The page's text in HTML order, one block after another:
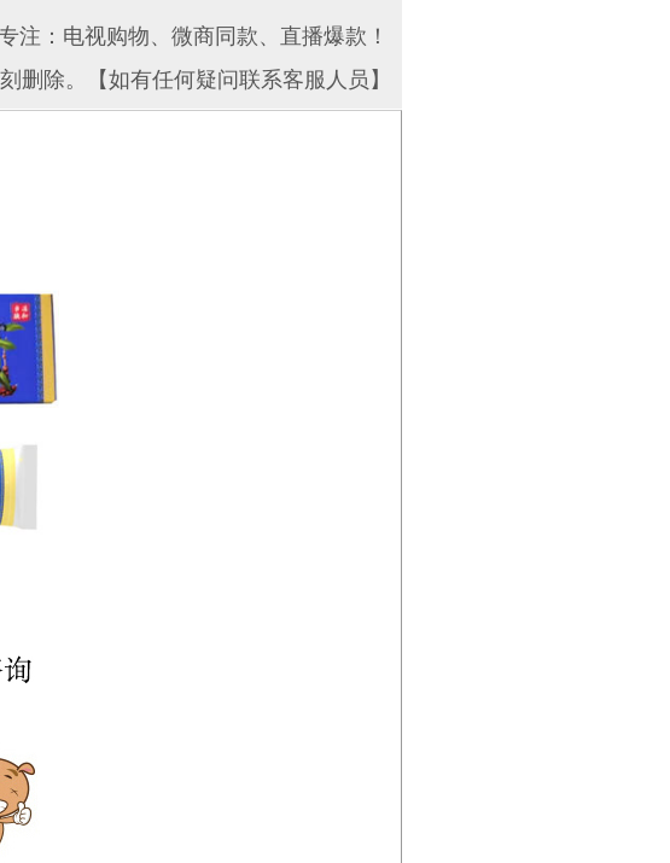
：电视购物、微商同款、直播爆款！
删除。【如有任何疑问联系客服人员】